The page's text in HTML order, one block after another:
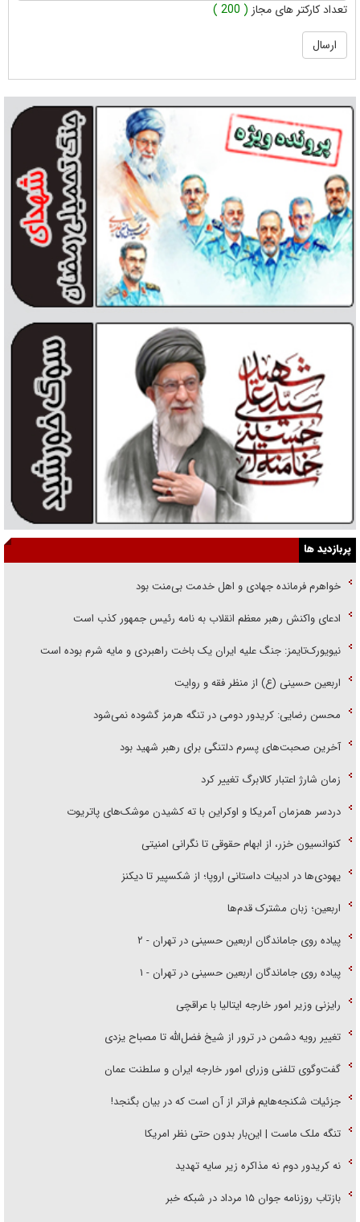
تعداد کارکتر های مجاز ( 200 )
پربازدید ها
خواهرم فرمانده جهادی و اهل خدمت بی‌منت بود
ادعای واکنش رهبر معظم انقلاب به نامه رئیس جمهور کذب است
نیویورک‌تایمز: جنگ علیه ایران یک باخت راهبردی و مایه شرم بوده است
اربعین حسینی (ع) از منظر فقه و روایت
محسن رضایی: کریدور دومی در تنگه هرمز گشوده نمی‌شود
آخرین صحبت‌های پسرم دلتنگی برای رهبر شهید بود
زمان شارژ اعتبار کالابرگ تغییر کرد
دردسر همزمان آمریکا و اوکراین با ته کشیدن موشک‌های پاتریوت
کنوانسیون خزر، از ابهام حقوقی تا نگرانی امنیتی
یهودی‌ها در ادبیات داستانی اروپا؛ از شکسپیر تا دیکنز
اربعین؛ زبان مشترک قدم‌ها
پیاده روی جاماندگان اربعین حسینی در تهران - ۲
پیاده روی جاماندگان اربعین حسینی در تهران - ۱
رایزنی وزیر امور خارجه ایتالیا با عراقچی
تغییر رویه دشمن در ترور از شیخ فضل‌الله تا مصباح یزدی
گفت‌وگوی تلفنی وزرای امور خارجه ایران و سلطنت عمان
جزئیات شکنجه‌هایم فراتر از آن است که در بیان بگنجد!
تنگه ملک ماست | این‌بار بدون حتی نظر امریکا
نه کریدور دوم نه مذاکره زیر سایه تهدید
بازتاب روزنامه جوان ۱۵ مرداد در شبکه خبر